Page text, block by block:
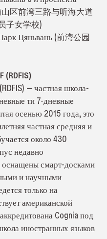
区前湾三路与听海大道
子女学校)
Цяньвань (前湾公园
— частная школа-
ти 7-дневные
осенью 2015 года, это
частная средняя и
около 430
недавно
оснащены смарт-досками
и научными
только на
американской
Cognia под
иностранных языков